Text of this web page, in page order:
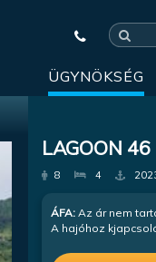
ÜGYNÖKSÉG
LAGOON 46
8 4
ÁFA:Az ár nem
A hajóhoz